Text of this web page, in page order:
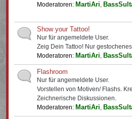
Moderatoren: MartiAri,
Show your Tattoo!
Nur für angemeldete User.
Zeig Dein Tattoo! Nur
Moderatoren: MartiAri,
Flashroom
Nur für angemeldete User.
Vorstellen von Motiven/ Flashs.
Zeichnerische Diskussionen.
Moderatoren: MartiAri,